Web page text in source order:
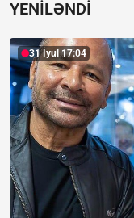
YENİLƏNDİ
31 İyul 17:04